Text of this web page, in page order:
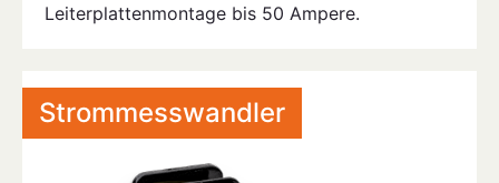
Leiterplattenmontage bis 50 Ampere.
Strommesswandler